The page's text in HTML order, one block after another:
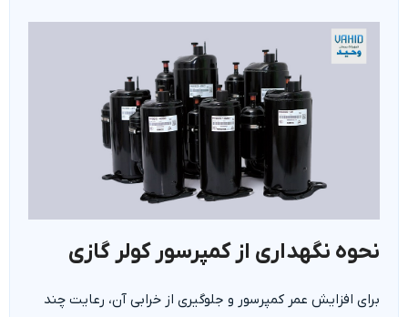
نحوه نگهداری از کمپرسور کولر گازی
برای افزایش عمر کمپرسور و جلوگیری از خرابی آن، رعایت چند